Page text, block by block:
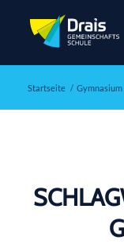
Startseite / Gymnasium